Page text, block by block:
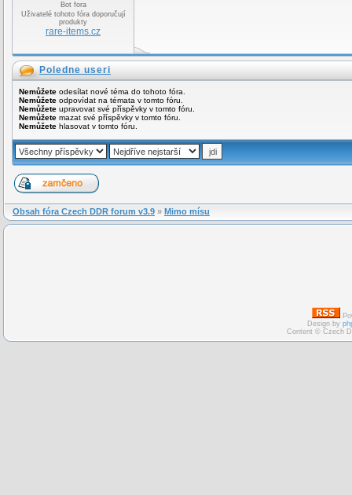
Bot fora
Uživatelé tohoto fóra doporučují
produkty
rare-items.cz
Poledne useri
Nemůžete odesílat nové téma do tohoto fóra.
Nemůžete odpovídat na témata v tomto fóru.
Nemůžete upravovat své příspěvky v tomto fóru.
Nemůžete mazat své příspěvky v tomto fóru.
Nemůžete hlasovat v tomto fóru.
Obsah fóra Czech DDR forum v3.9 » Mimo mísu
Design by
Content © Czech